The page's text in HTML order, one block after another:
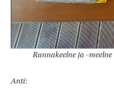
Rannakeelne ja -
Anti: